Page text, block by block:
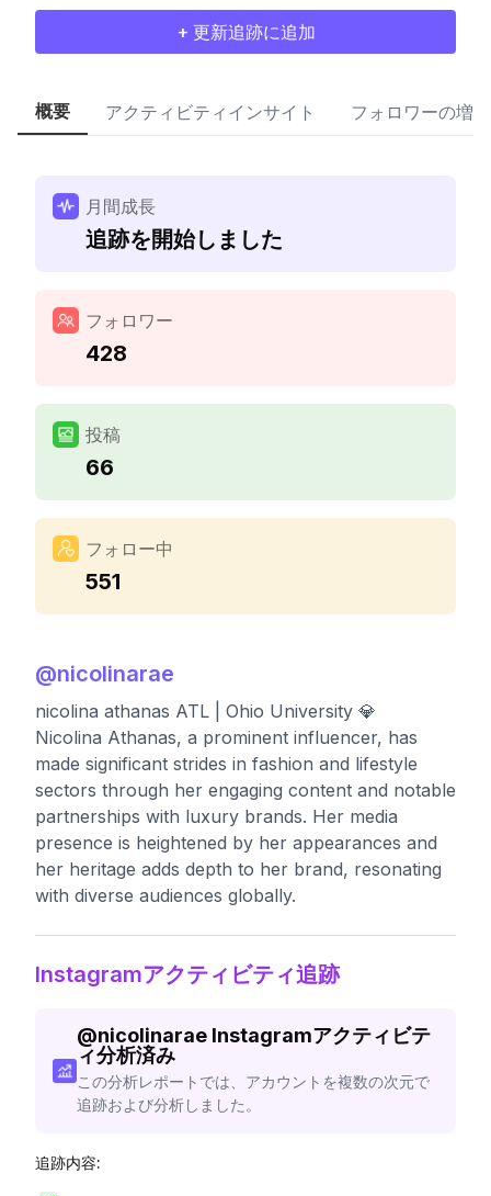
+ 更新追跡に追加
概要 アクティビティインサイト フォロワーの増加
月間成長
追跡を開始しました
フォロワー
428
投稿
66
フォロー中
551
@nicolinarae
nicolina athanas ATL | Ohio University 💎
Nicolina Athanas, a prominent influencer, has
made significant strides in fashion and lifestyle
sectors through her engaging content and notable
partnerships with luxury brands. Her media
presence is heightened by her appearances and
her heritage adds depth to her brand, resonating
with diverse audiences globally.
Instagramアクティビティ追跡
@nicolinarae Instagramアクティビテ
ィ分析済み
この分析レポートでは、アカウントを複数の次元で
追跡および分析しました。
追跡内容: